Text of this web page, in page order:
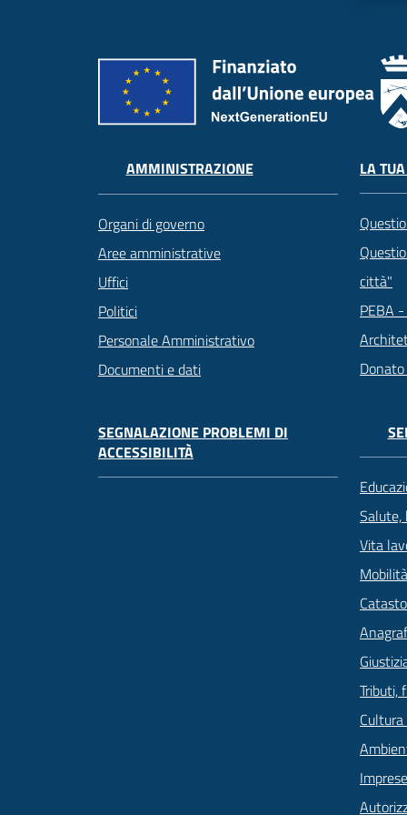
AMMINISTRAZIONE
Organi di governo
Aree amministrative
Uffici
Politici
Personale Amministrativo
Documenti e dati
LA
città"
PEBA
SEGNALAZIONE PROBLEMI DI
ACCESSIBILITÀ
Salute,
Vita
Tributi,